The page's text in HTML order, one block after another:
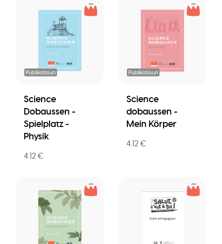
Publikatioun
Science
Dobaussen -
Spielplatz -
Physik
4.12 €
Publikatioun
Science
dobaussen -
Mein Körper
4.12 €